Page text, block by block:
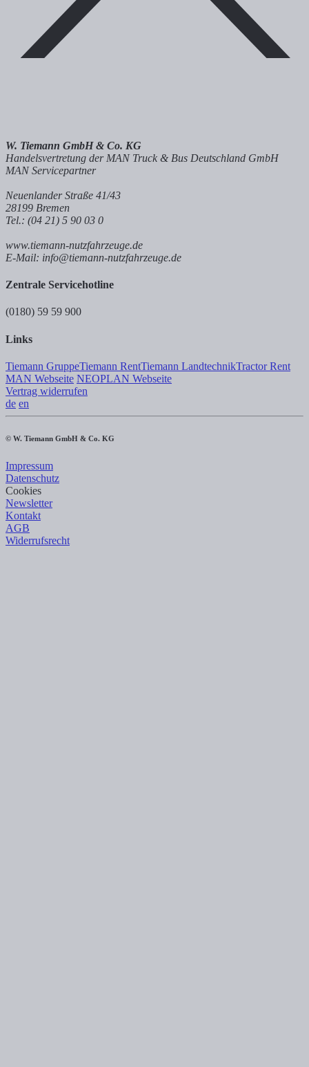
W. Tiemann GmbH & Co. KG
Handelsvertretung der MAN Truck & Bus Deutschland GmbH
MAN Servicepartner
Neuenlander Straße 41/43
28199 Bremen
Tel.: (04 21) 5 90 03 0
www.tiemann-nutzfahrzeuge.de
E-Mail: info@tiemann-nutzfahrzeuge.de
Zentrale Servicehotline
(0180) 59 59 900
Links
Tiemann GruppeTiemann RentTiemann LandtechnikTractor Rent
MAN Webseite NEOPLAN Webseite
Vertrag widerrufen
de en
© W. Tiemann GmbH & Co. KG
Impressum
Datenschutz
Cookies
Newsletter
Kontakt
AGB
Widerrufsrecht